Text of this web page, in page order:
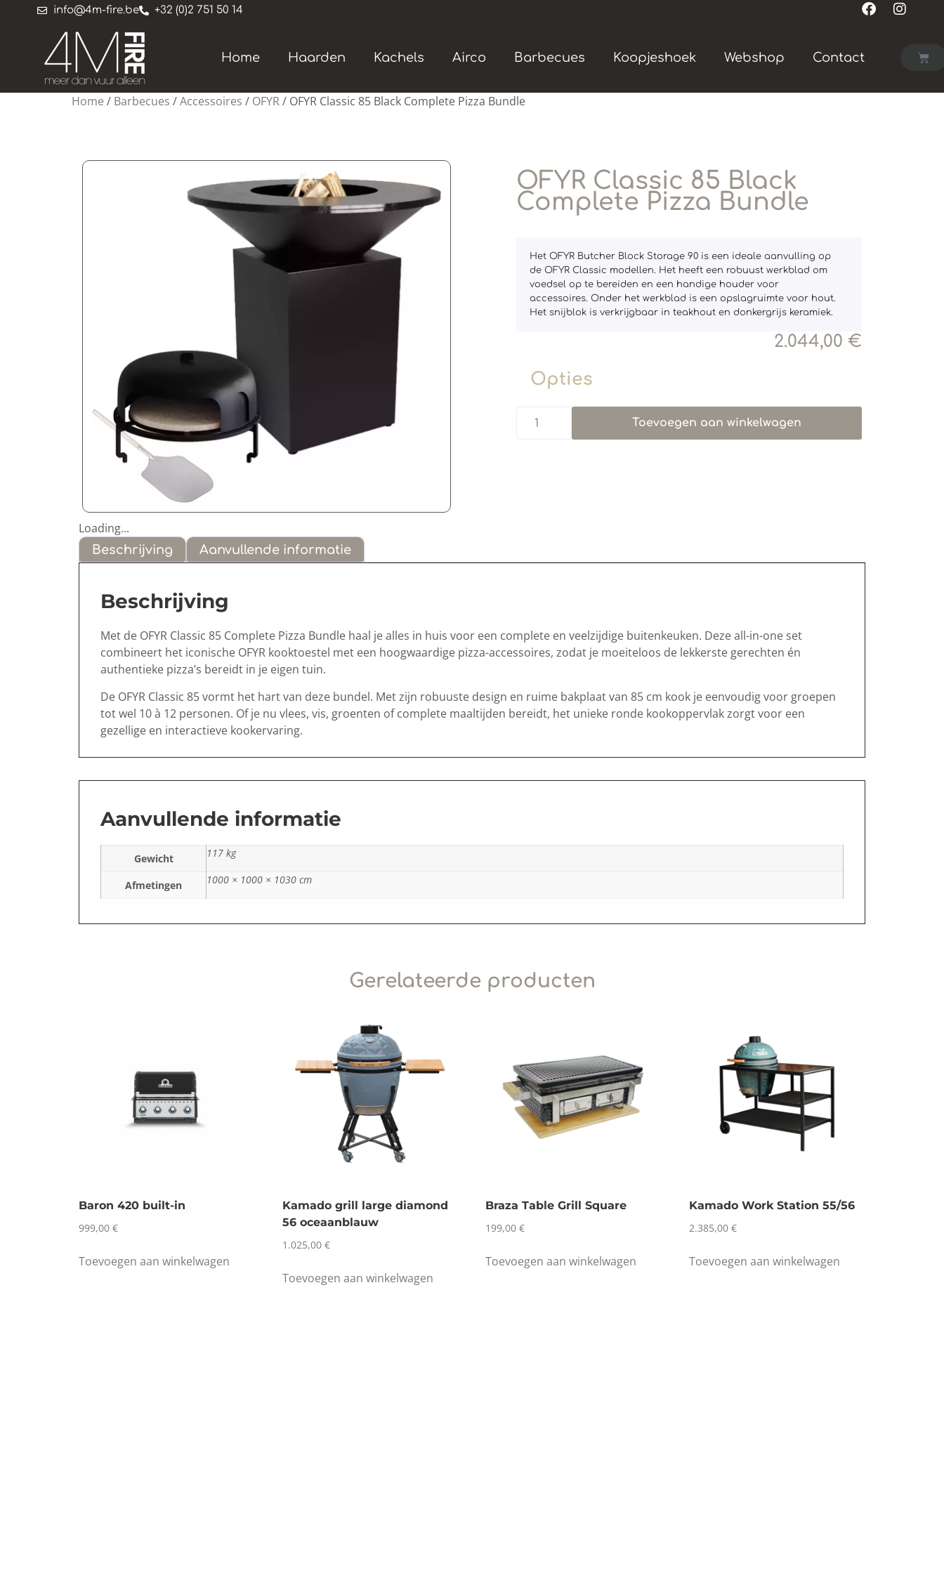
info@4m-fire.be +32 (0)2 751 50 14
Home Haarden Kachels Airco Barbecues Koopjeshoek Webshop Contact
Home / Barbecues /Accessoires / OFYR/ OFYR Classic 85 Black Complete Pizza Bundle
OFYR Classic 85 Black
Complete Pizza Bundle
Het OFYR Butcher Block Storage 90 is een ideale aanvulling op
de OFYR Classic modellen. Het heeft een robuust werkblad om
voedsel op te bereiden en een handige houder voor
accessoires. Onder het werkblad is een opslagruimte voor hout.
Het snijblok is verkrijgbaar in teakhout en donkergrijs keramiek.
2.044,00 €
Opties
Toevoegen aan winkelwagen
Loading...
Beschrijving Aanvullende informatie
Beschrijving
Met de OFYR Classic 85 Complete Pizza Bundle haal je alles in huis voor een complete en veelzijdige buitenkeuken. Deze all-in-one set
combineert het iconische OFYR kooktoestel met een hoogwaardige pizza-accessoires, zodat je moeiteloos de lekkerste gerechten én
authentieke pizza’s bereidt in je eigen tuin.
De OFYR Classic 85 vormt het hart van deze bundel. Met zijn robuuste design en ruime bakplaat van 85 cm kook je eenvoudig voor groepen
tot wel 10 à 12 personen. Of je nu vlees, vis, groenten of complete maaltijden bereidt, het unieke ronde kookoppervlak zorgt voor een
gezellige en interactieve kookervaring.
Aanvullende informatie
Gewicht 117 kg
Afmetingen 1000 × 1000 × 1030 cm
Gerelateerde producten
Baron 420 built-in
999,00 €
Toevoegen aan winkelwagen
Kamado grill large diamond
56 oceaanblauw
1.025,00 €
Toevoegen aan winkelwagen
Braza Table Grill Square
199,00 €
Toevoegen aan winkelwagen
Kamado Work Station 55/56
2.385,00 €
Toevoegen aan winkelwagen